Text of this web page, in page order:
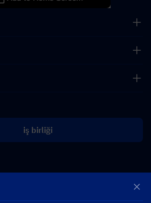
iş birliği